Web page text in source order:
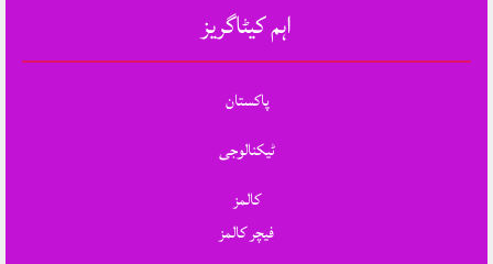
اہم کیٹاگریز
پاکستان
ٹیکنالوجی
کالمز
فیچر کالمز